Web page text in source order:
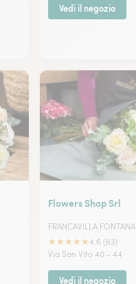
Vedi il negozio
Flowers Shop Srl
FRANCAVILLA FONTANA
★★★★★4.6 (63)
Via San Vito 40 - 44
Vedi il negozio